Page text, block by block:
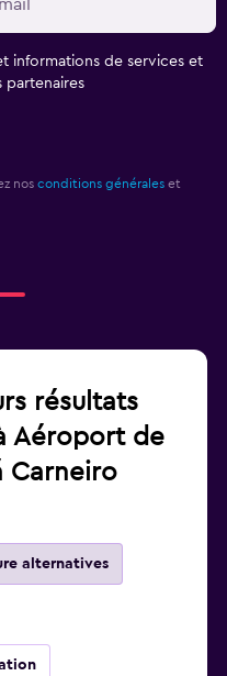
informations de services et
nos conditions générales et
résultats
Aéroport de
Carneiro
alternatives